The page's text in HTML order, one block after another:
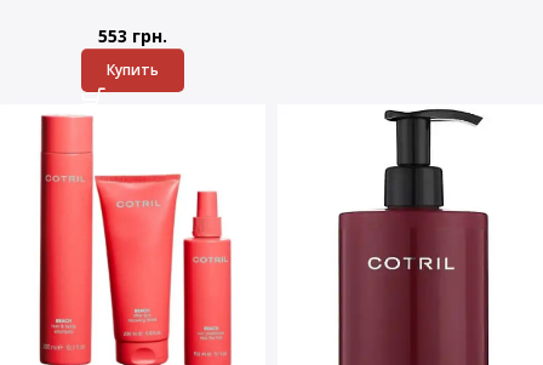
553 грн.
Купить